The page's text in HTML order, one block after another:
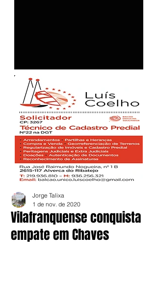
Vilafranquense conquista
empate em Chaves
Jorge Talixa
1 de nov. de 2020